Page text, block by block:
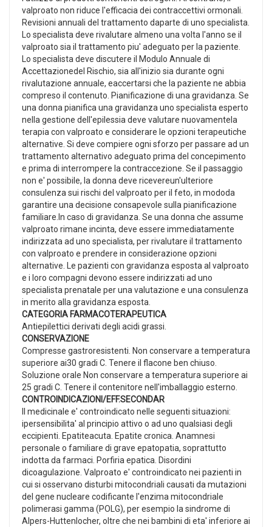
valproato non riduce l'efficacia dei contraccettivi ormonali.
Revisioni annuali del trattamento daparte di uno specialista.
Lo specialista deve rivalutare almeno una volta l'anno se il
valproato sia il trattamento piu' adeguato per la paziente.
Lo specialista deve discutere il Modulo Annuale di
Accettazionedel Rischio, sia all'inizio sia durante ogni
rivalutazione annuale, eaccertarsi che la paziente ne abbia
compreso il contenuto. Pianificazione di una gravidanza. Se
una donna pianifica una gravidanza uno specialista esperto
nella gestione dell'epilessia deve valutare nuovamentela
terapia con valproato e considerare le opzioni terapeutiche
alternative. Si deve compiere ogni sforzo per passare ad un
trattamento alternativo adeguato prima del concepimento
e prima di interrompere la contraccezione. Se il passaggio
non e' possibile, la donna deve ricevereun'ulteriore
consulenza sui rischi del valproato per il feto, in mododa
garantire una decisione consapevole sulla pianificazione
familiare.In caso di gravidanza. Se una donna che assume
valproato rimane incinta, deve essere immediatamente
indirizzata ad uno specialista, per rivalutare il trattamento
con valproato e prendere in considerazione opzioni
alternative. Le pazienti con gravidanza esposta al valproato
e i loro compagni devono essere indirizzati ad uno
specialista prenatale per una valutazione e una consulenza
in merito alla gravidanza esposta.
CATEGORIA FARMACOTERAPEUTICA
Antiepilettici derivati degli acidi grassi.
CONSERVAZIONE
Compresse gastroresistenti. Non conservare a temperatura
superiore ai30 gradi C. Tenere il flacone ben chiuso.
Soluzione orale Non conservare a temperatura superiore ai
25 gradi C. Tenere il contenitore nell'imballaggio esterno.
CONTROINDICAZIONI/EFF.SECONDAR
Il medicinale e' controindicato nelle seguenti situazioni:
ipersensibilita' al principio attivo o ad uno qualsiasi degli
eccipienti. Epatiteacuta. Epatite cronica. Anamnesi
personale o familiare di grave epatopatia, soprattutto
indotta da farmaci. Porfiria epatica. Disordini
dicoagulazione. Valproato e' controindicato nei pazienti in
cui si osservano disturbi mitocondriali causati da mutazioni
del gene nucleare codificante l'enzima mitocondriale
polimerasi gamma (POLG), per esempio la sindrome di
Alpers-Huttenlocher, oltre che nei bambini di eta' inferiore ai